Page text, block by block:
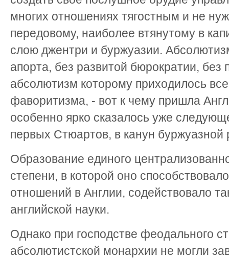
многих отношениях тягостным и не
передовому, наиболее втянутому в
слою джентри и буржуазии.
апорта, без развитой бюрократии,
абсолютизм которому приходилось
фаворитизма, - вот к чему пришла
особенно ярко сказалось уже
первых Стюартов, в канун буржуазной
Образование единого
степени, в которой оно
отношений в Англии, содействовало
английской науки.
Однако при господстве феодального
абсолютистской монархии не могли